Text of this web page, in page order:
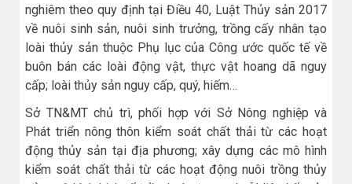
nghiêm theo quy định tại Điều 40, Luật Thủy sản 2017
về nuôi sinh sản, nuôi sinh trưởng, trồng cấy nhân tạo
loài thủy sản thuộc Phụ lục của Công ước quốc tế về
buôn bán các loài động vật, thực vật hoang dã nguy
cấp; loài thủy sản nguy cấp, quý, hiếm…
Sở TN&MT chủ trì, phối hợp với Sở Nông nghiệp và
Phát triển nông thôn kiểm soát chất thải từ các hoạt
động thủy sản tại địa phương; xây dựng các mô hình
kiểm soát chất thải từ các hoạt động nuôi trồng thủy